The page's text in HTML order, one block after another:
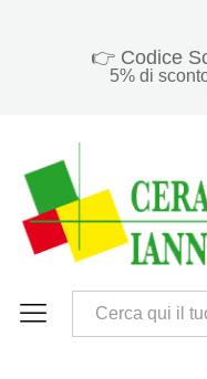
👉 Codice
5% di